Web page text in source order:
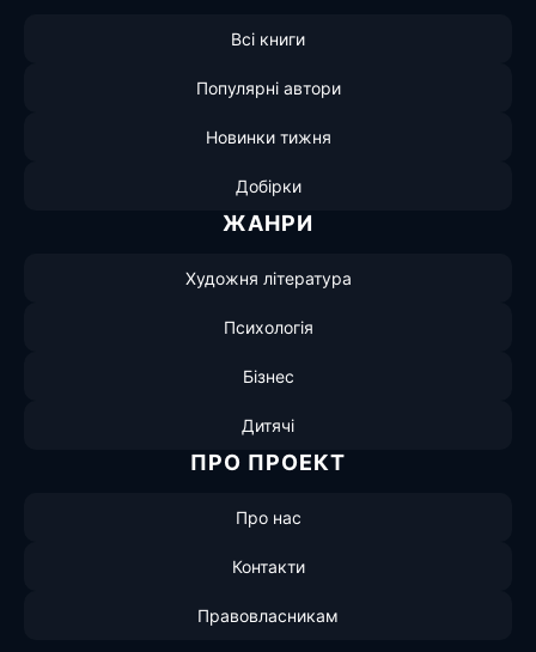
Всі книги
Популярні автори
Новинки тижня
Добірки
ЖАНРИ
Художня література
Психологія
Бізнес
Дитячі
ПРО ПРОЕКТ
Про нас
Контакти
Правовласникам